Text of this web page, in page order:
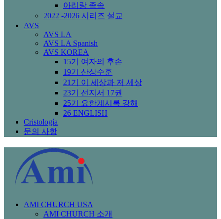
아리랑 족속
2022 -2026 시리즈 설교
AVS
AVS LA
AVS LA Spanish
AVS KOREA
15기 여자의 후손
19기 산상수훈
21기 이 세상과 저 세상
23기 선지서 17권
25기 요한계시록 강해
26 ENGLISH
Cristología
문의 사항
AMI CHURCH USA
AMI CHURCH 소개